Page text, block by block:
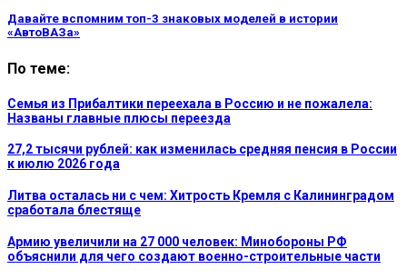
Давайте вспомним топ-3 знаковых моделей в истории
«АвтоВАЗа»
По теме:
Семья из Прибалтики переехала в Россию и не пожалела:
Названы главные плюсы переезда
27,2 тысячи рублей: как изменилась средняя пенсия в России
к июлю 2026 года
Литва осталась ни с чем: Хитрость Кремля с Калининградом
сработала блестяще
Армию увеличили на 27 000 человек: Минобороны РФ
объяснили для чего создают военно-строительные части